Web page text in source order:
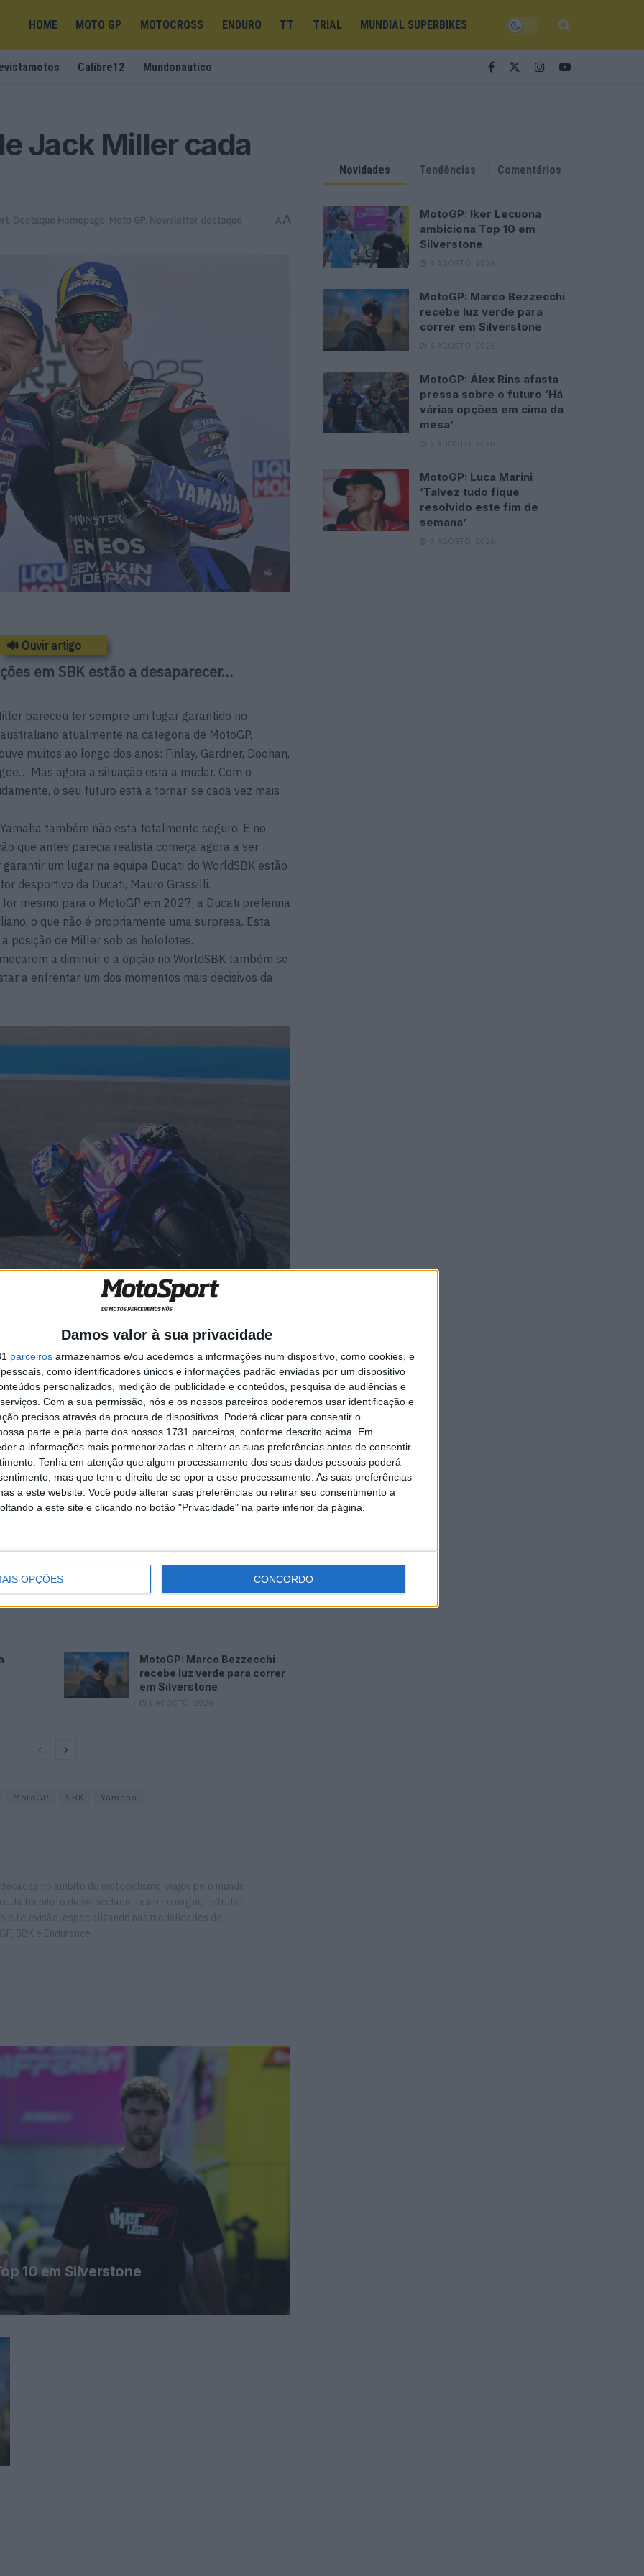
Damos valor à sua privacidade
parceiros armazenamos e/ou acedemos a informações num dispositivo, como cookies, e
como identificadores únicos e informações padrão enviadas por um dispositivo
personalizados, medição de publicidade e conteúdos, pesquisa de audiências e
Com a sua permissão, nós e os nossos parceiros poderemos usar identificação e
precisos através da procura de dispositivos. Poderá clicar para consentir o
parte e pela parte dos nossos 1731 parceiros, conforme descrito acima. Em
a informações mais pormenorizadas e alterar as suas preferências antes de consentir
Tenha em atenção que algum processamento dos seus dados pessoais poderá
mas que tem o direito de se opor a esse processamento. As suas preferências
a este website. Você pode alterar suas preferências ou retirar seu consentimento a
a este site e clicando no botão "Privacidade" na parte inferior da página.
OPÇÕES CONCORDO
HOME MOTO GP MOTOCROSS ENDURO TT TRIAL MUNDIAL SUPERBIKES
Calibre12 Mundonautico
Jack Miller cada
Destaque Homepage Moto GP Newsletter destaque AA
🔊 Ouvir artigo
em SBK estão a desaparecer…
pareceu ter sempre um lugar garantido no
atualmente na categoria de MotoGP,
muitos ao longo dos anos: Finlay, Gardner, Doohan,
Mas agora a situação está a mudar. Com o
o seu futuro está a tornar-se cada vez mais
também não está totalmente seguro. E no
que antes parecia realista começa agora a ser
um lugar na equipa Ducati do WorldSBK estão
desportivo da Ducati, Mauro Grassilli.
mesmo para o MotoGP em 2027, a Ducati preferiria
o que não é propriamente uma surpresa. Esta
posição de Miller sob os holofotes.
a diminuir e a opção no WorldSBK também se
a enfrentar um dos momentos mais decisivos da
e o piloto de 31 anos esteja em declínio, mas
ao MotoGP. Dentro dos fracos resultados da
dos mais consistentes e gostou das sensações do
no MotoGP, perder um australiano seria devastador
e espanhóis e, num momento em que até o
seria importante manter o interesse dos fãs
equipa em particular, mas ter uma corrida na
muito estranho.
a chegada de Toprak como colega de equipa de
a moto em conjunto e trazer diversão para o
juntas… O que acham?
MotoGP: Marco Bezzecchi
recebe luz verde para correr
em Silverstone
6 AGOSTO, 2026
MotoGP SBK Yamaha
no âmbito do motociclismo, viajou pelo mundo
Já foi piloto de velocidade, team manager, instrutor,
e televisão, especializando nas modalidades de
SBK e Endurance.
10 em Silverstone
Novidades Tendências Comentários
MotoGP: Iker Lecuona
ambiciona Top 10 em
Silverstone
6 AGOSTO, 2026
MotoGP: Marco Bezzecchi
recebe luz verde para
correr em Silverstone
6 AGOSTO, 2026
MotoGP: Álex Rins afasta
pressa sobre o futuro ‘Há
várias opções em cima da
mesa’
6 AGOSTO, 2026
MotoGP: Luca Marini
‘Talvez tudo fique
resolvido este fim de
semana’
6 AGOSTO, 2026